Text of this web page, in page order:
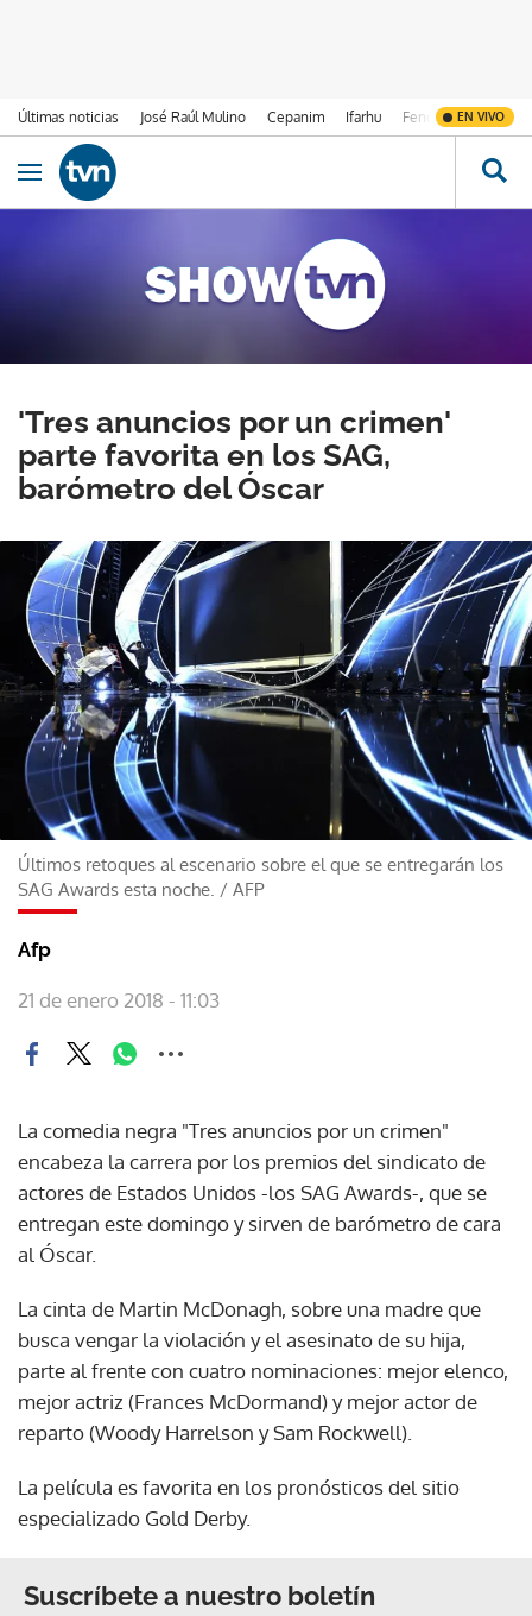
Últimas noticias José Raúl Mulino Cepanim Ifarhu Fenómeno de El
EN VIVO
Ir al contenido
Obrir navegació
'Tres anuncios por un crimen'
parte favorita en los SAG,
barómetro del Óscar
Últimos retoques al escenario sobre el que se entregarán los
SAG Awards esta noche. / AFP
Afp
21 de enero 2018 - 11:03
La comedia negra "Tres anuncios por un crimen"
encabeza la carrera por los premios del sindicato de
actores de Estados Unidos -los SAG Awards-, que se
entregan este domingo y sirven de barómetro de cara
al Óscar.
La cinta de Martin McDonagh, sobre una madre que
busca vengar la violación y el asesinato de su hija,
parte al frente con cuatro nominaciones: mejor elenco,
mejor actriz (Frances McDormand) y mejor actor de
reparto (Woody Harrelson y Sam Rockwell).
La película es favorita en los pronósticos del sitio
especializado Gold Derby.
Suscríbete a nuestro boletín